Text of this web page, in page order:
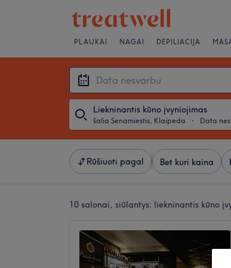
PLAUKAI NAGAI DEPILIACIJA
Liekninantis kūno įvyniojimas
šalia Senamiestis, Klaipeda ・ Data
Rūšiuoti pagal Bet kuri kaina
10 salonai, siūlantys: liekninantis kūno